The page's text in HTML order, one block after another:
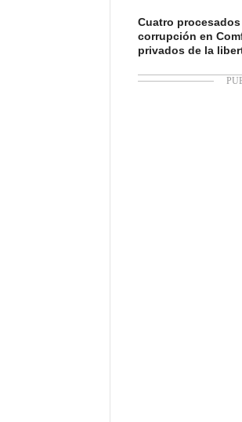
Cuatro
corrupción en
privados de la